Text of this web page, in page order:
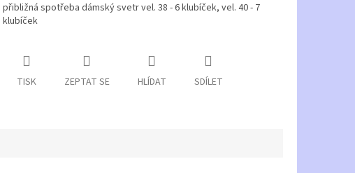
přibližná spotřeba dámský svetr vel. 38 - 6 klubíček, vel. 40 - 7
klubíček
TISK ZEPTAT SE HLÍDAT SDÍLET